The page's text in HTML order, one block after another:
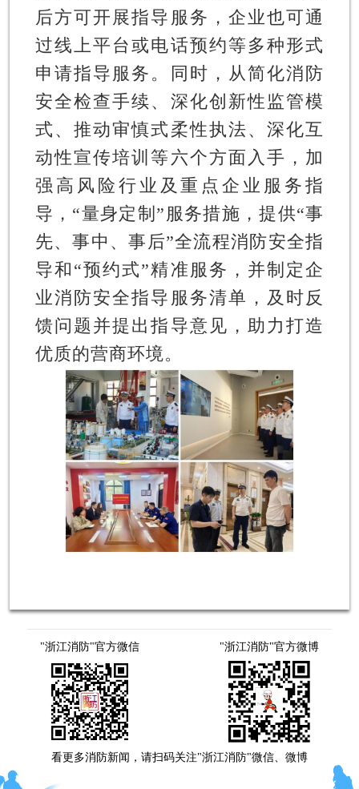
后方可开展指导服务，企业也可通
过线上平台或电话预约等多种形式
申请指导服务。同时，从简化消防
安全检查手续、深化创新性监管模
式、推动审慎式柔性执法、深化互
动性宣传培训等六个方面入手，加
强高风险行业及重点企业服务指
导，“量身定制”服务措施，提供“事
先、事中、事后”全流程消防安全指
导和“预约式”精准服务，并制定企
业消防安全指导服务清单，及时反
馈问题并提出指导意见，助力打造
优质的营商环境。
"浙江消防"官方微信 "浙江消防"官方微博
看更多消防新闻，请扫码关注"浙江消防"微信、微博